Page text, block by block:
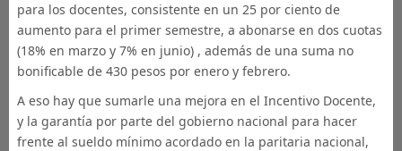
para los docentes, consistente en un 25 por ciento de
aumento para el primer semestre, a abonarse en dos cuotas
(18% en marzo y 7% en junio) , además de una suma no
bonificable de 430 pesos por enero y febrero.
A eso hay que sumarle una mejora en el Incentivo Docente,
y la garantía por parte del gobierno nacional para hacer
frente al sueldo mínimo acordado en la paritaria nacional,